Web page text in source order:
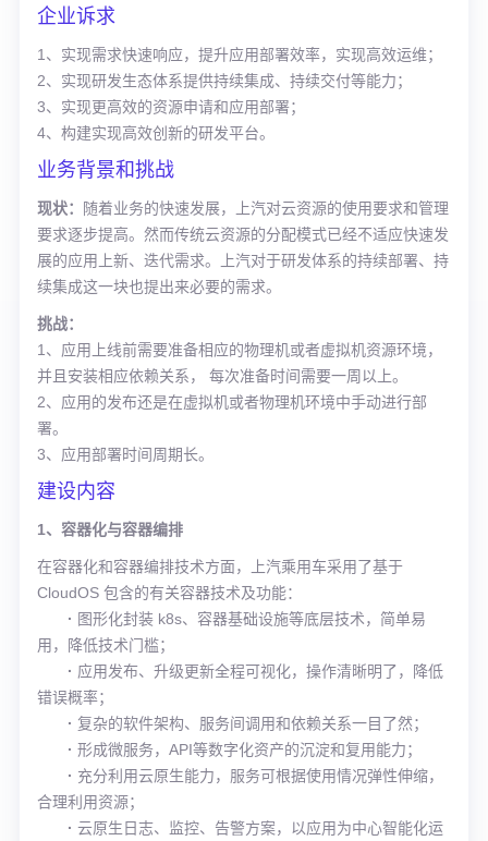
企业诉求
1、实现需求快速响应，提升应用部署效率，实现高效运维；
2、实现研发生态体系提供持续集成、持续交付等能力；
3、实现更高效的资源申请和应用部署；
4、构建实现高效创新的研发平台。
业务背景和挑战
现状：
随着业务的快速发展，上汽对云资源的使用要求和管理
要求逐步提高。然而传统云资源的分配模式已经不适应快速发
展的应用上新、迭代需求。上汽对于研发体系的持续部署、持
续集成这一块也提出来必要的需求。
挑战：
1、应用上线前需要准备相应的物理机或者虚拟机资源环境，
并且安装相应依赖关系， 每次准备时间需要一周以上。
2、应用的发布还是在虚拟机或者物理机环境中手动进行部
署。
3、应用部署时间周期长。
建设内容
1、容器化与容器编排
在容器化和容器编排技术方面，上汽乘用车采用了基于
CloudOS 包含的有关容器技术及功能：
· 图形化封装 k8s、容器基础设施等底层技术，简单易
用，降低技术门槛；
· 应用发布、升级更新全程可视化，操作清晰明了，降低
错误概率；
· 复杂的软件架构、服务间调用和依赖关系一目了然；
· 形成微服务，API等数字化资产的沉淀和复用能力；
· 充分利用云原生能力，服务可根据使用情况弹性伸缩，
合理利用资源；
· 云原生日志、监控、告警方案，以应用为中心智能化运